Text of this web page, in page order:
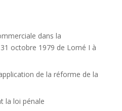
dans la
octobre 1979 de Lomé I à
de la réforme de la
la loi pénale